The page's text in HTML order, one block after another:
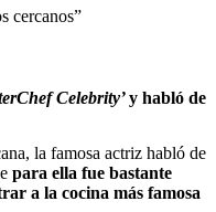
cercanos”
Celebrity’y habló de
la famosa actriz habló de
para ella fue bastante
a la cocina más famosa